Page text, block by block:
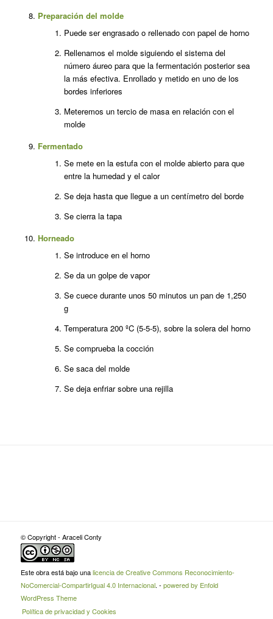
Preparación del molde
Puede ser engrasado o rellenado con papel de horno
Rellenamos el molde siguiendo el sistema del
número áureo para que la fermentación posterior sea
la más efectiva. Enrollado y metido en uno de los
bordes inferiores
Meteremos un tercio de masa en relación con el
molde
Fermentado
Se mete en la estufa con el molde abierto para que
entre la humedad y el calor
Se deja hasta que llegue a un centímetro del borde
Se cierra la tapa
Horneado
Se introduce en el horno
Se da un golpe de vapor
Se cuece durante unos 50 minutos un pan de 1,250
g
Temperatura 200 ºC (5-5-5), sobre la solera del horno
Se comprueba la cocción
Se saca del molde
Se deja enfriar sobre una rejilla
© Copyright - Araceli Conty
Este obra está bajo unalicencia de Creative Commons Reconocimiento-
NoComercial-CompartirIgual 4.0 Internacional. - powered by Enfold
WordPress Theme
Política de privacidad y Cookies